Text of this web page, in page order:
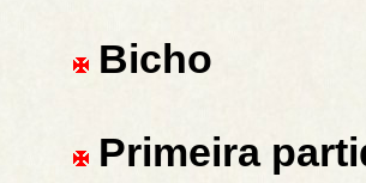
Bicho
Primeira